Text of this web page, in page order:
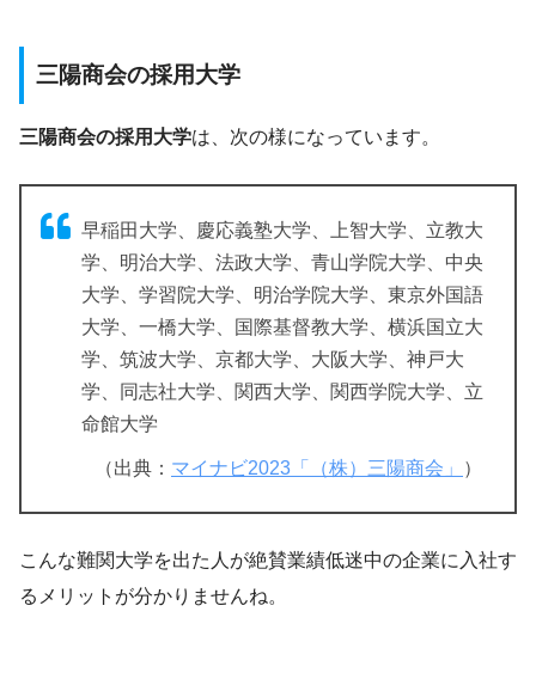
三陽商会の採用大学
三陽商会の採用大学は、次の様になっています。
早稲田大学、慶応義塾大学、上智大学、立教大
学、明治大学、法政大学、青山学院大学、中央
大学、学習院大学、明治学院大学、東京外国語
大学、一橋大学、国際基督教大学、横浜国立大
学、筑波大学、京都大学、大阪大学、神戸大
学、同志社大学、関西大学、関西学院大学、立
命館大学
（出典： マイナビ2023「（株）三陽商会」 ）
こんな難関大学を出た人が絶賛業績低迷中の企業に入社す
るメリットが分かりませんね。